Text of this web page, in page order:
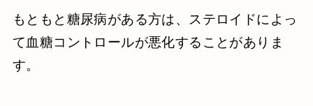
もともと糖尿病がある方は、ステロイドによっ
て血糖コントロールが悪化することがありま
す。